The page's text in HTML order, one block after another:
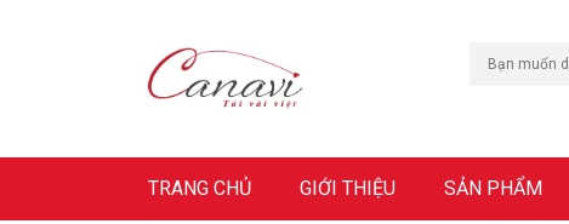
TRANG CHỦ GIỚI THIỆU SẢN PHẨM